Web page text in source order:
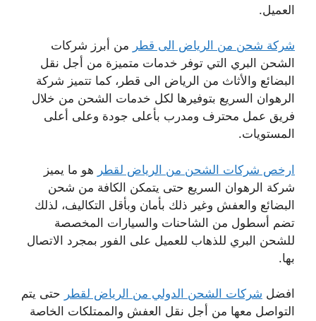
العميل.
شركة شحن من الرياض الى قطر من أبرز شركات
الشحن البري التي توفر خدمات متميزة من أجل نقل
البضائع والأثاث من الرياض الى قطر، كما تتميز شركة
الرهوان السريع بتوفيرها لكل خدمات الشحن من خلال
فريق عمل محترف ومدرب بأعلى جودة وعلى أعلى
المستويات.
ارخص شركات الشحن من الرياض لقطر هو ما يميز
شركة الرهوان السريع حتى يتمكن الكافة من شحن
البضائع والعفش وغير ذلك بأمان وبأقل التكاليف، لذلك
تضم أسطول من الشاحنات والسيارات المخصصة
للشحن البري للذهاب للعميل على الفور بمجرد الاتصال
بها.
افضل شركات الشحن الدولي من الرياض لقطر حتى يتم
التواصل معها من أجل نقل العفش والممتلكات الخاصة